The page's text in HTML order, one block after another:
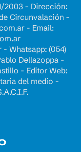
2003 - Dirección:
Circunvalación -
- Email:
- Whatsapp: (054)
Dellazoppa -
- Editor Web:
del medio -